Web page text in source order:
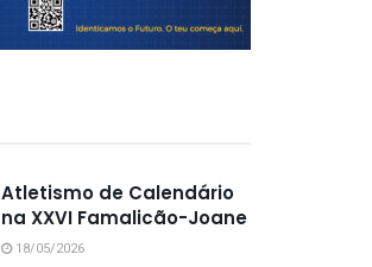
Atletismo de Calendário
na XXVI Famalicão-Joane
18/05/2026